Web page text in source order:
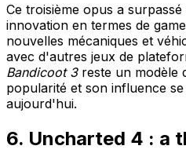
Ce troisième opus a
innovation en termes de
nouvelles mécaniques et
avec d'autres jeux de
Bandicoot 3reste un modèle
popularité et son influence
aujourd'hui.
6. Uncharted 4 : a